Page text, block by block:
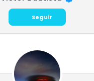
Seguir